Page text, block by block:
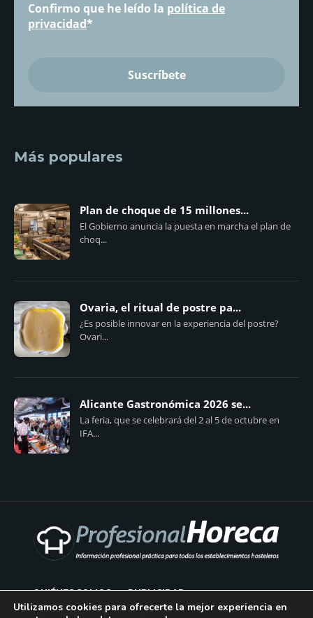
Confirmo que he leído la política de
privacidad*
Más populares
Plan de choque de 15 millones...
El Gobierno anuncia la puesta en marcha el plan de
choq...
Ovaria, el ritual de postre pa...
¿Es posible innovar en la experiencia del postre?
Ovari...
Alicante Gastronómica 2026 se...
La feria, que se celebrará del 2 al 5 de octubre en
IFA...
QUIÉNES SOMOS PUBLICIDAD
Utilizamos cookies para ofrecerte la mejor experiencia en